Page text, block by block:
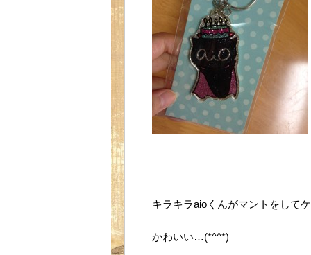
キラキラaioくんがマントをして
かわいい…(*^^*)